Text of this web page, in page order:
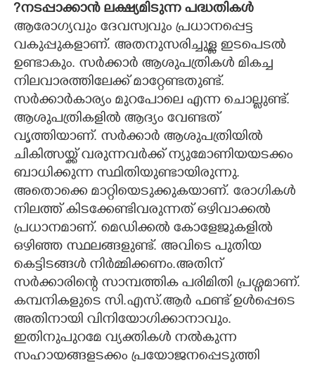
?നടപ്പാക്കാൻ ലക്ഷ്യമിടുന്ന പദ്ധതികൾ
ആരോഗ്യവും ദേവസ്വവും പ്രധാനപ്പെട്ട
വകുപ്പുകളാണ്. അതനുസരിച്ചുള്ള ഇടപെടൽ
ഉണ്ടാകും. സർക്കാർ ആശുപത്രികൾ മികച്ച
നിലവാരത്തിലേക്ക് മാറ്റേണ്ടതുണ്ട്.
സർക്കാർകാര്യം മുറപോലെ എന്ന ചൊല്ലുണ്ട്.
ആശുപത്രികളിൽ ആദ്യം വേണ്ടത്
വൃത്തിയാണ്. സർക്കാർ ആശുപത്രിയിൽ
ചികിത്സയ്ക്ക് വരുന്നവർക്ക് ന്യുമോണിയയടക്കം
ബാധിക്കുന്ന സ്ഥിതിയുണ്ടായിരുന്നു.
അതൊക്കെ മാറ്റിയെടുക്കുകയാണ്. രോഗികൾ
നിലത്ത് കിടക്കേണ്ടിവരുന്നത് ഒഴിവാക്കൽ
പ്രധാനമാണ്. മെഡിക്കൽ കോളേജുകളിൽ
ഒഴിഞ്ഞ സ്ഥലങ്ങളുണ്ട്. അവിടെ പുതിയ
കെട്ടിടങ്ങൾ നിർമ്മിക്കണം.അതിന്
സർക്കാരിന്റെ സാമ്പത്തിക പരിമിതി പ്രശ്നമാണ്.
കമ്പനികളുടെ സി.എസ്.ആർ ഫണ്ട് ഉൾപ്പെടെ
അതിനായി വിനിയോഗിക്കാനാവും.
ഇതിനുപുറമേ വ്യക്തികൾ നൽകുന്ന
സഹായങ്ങളടക്കം പ്രയോജനപ്പെടുത്തി